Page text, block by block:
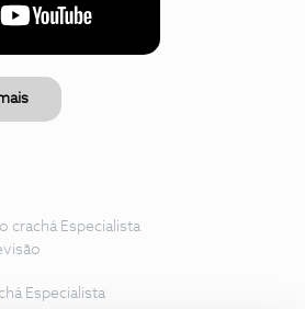
crachá Especialista
Especialista